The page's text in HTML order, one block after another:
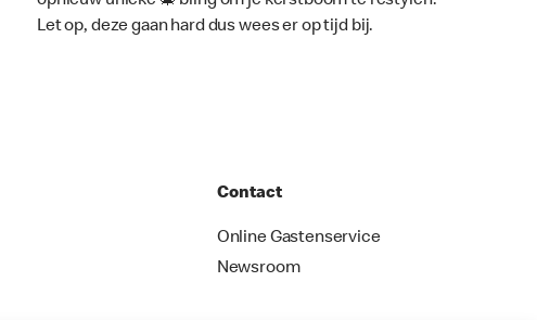
Let op, deze gaan hard dus wees er op tijd bij.
Contact
Online Gastenservice
Newsroom